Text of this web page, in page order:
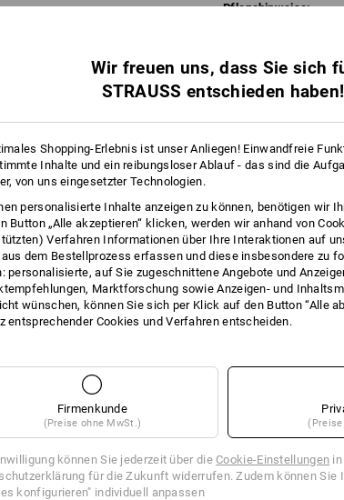
Pflegehinweise:
Nicht im
Nicht
*Alle
zu Ihrer Werkzeugtasche:
Wir freuen uns, dass Sie sich
STRAUSS entschieden haben!
Shopping-Erlebnis ist unser Anliegen! Einwandfreie
Inhalte und ein reibungsloser Ablauf - das sind die
von uns eingesetzter Technologien.
personalisierte Inhalte anzeigen zu können, benötigen wir
Button „Alle akzeptieren“ klicken, werden wir anhand von
Verfahren Informationen über Ihre Interaktionen auf
aus dem Bestellprozess erfassen und diese insbesondere zu
personalisierte, auf Sie zugeschnittene Angebote und
Marktforschung sowie Anzeigen- und
wünschen, können Sie sich per Klick auf den Button “Alle
entsprechender Cookies und Verfahren entscheiden.
Firmenkunde
(Preise ohne MwSt.)
können Sie jederzeit über dieCookie-Einstellungen
für die Zukunft widerrufen. Zudem können Sie
konfigurieren" individuell anpassen